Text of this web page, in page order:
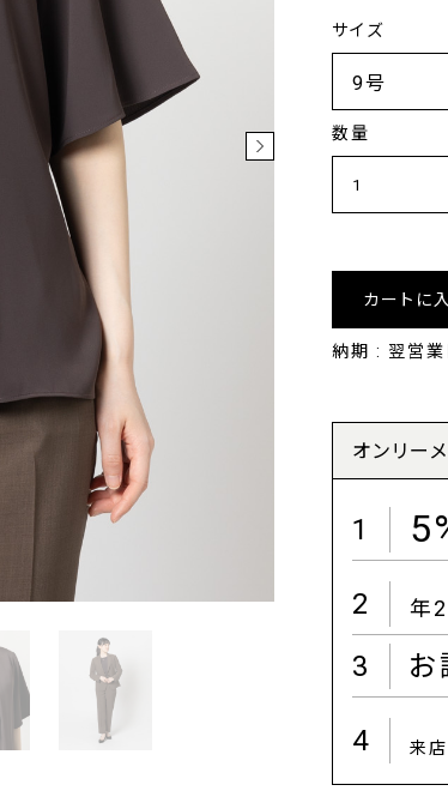
サイズ
数量
カートに
納期 : 翌営業
オンリー
1
2 年
3 お
4 来